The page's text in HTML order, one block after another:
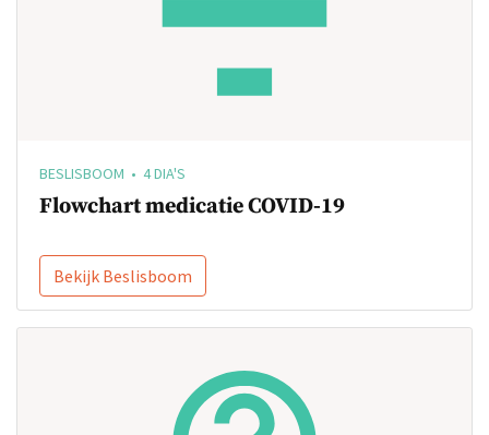
BESLISBOOM • 4 DIA'S
Flowchart medicatie COVID-19
Bekijk Beslisboom